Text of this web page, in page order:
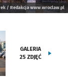
/ Redakcja www.wroclaw.pl
GALERIA
25 ZDJĘĆ